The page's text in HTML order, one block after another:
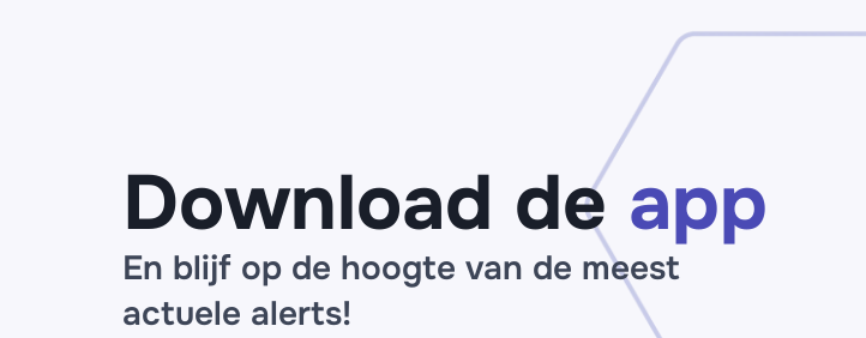
nepwebshop
‘vingino.top’
of 'vingino-
nl.top'
Download de app
En blijf op de hoogte van de meest
actuele alerts!